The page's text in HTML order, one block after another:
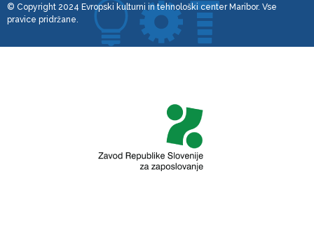
© Copyright 2024 Evropski kulturni in tehnološki center Maribor. Vse
pravice pridržane.